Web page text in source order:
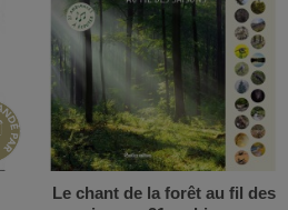
Le chant de la forêt au fil des